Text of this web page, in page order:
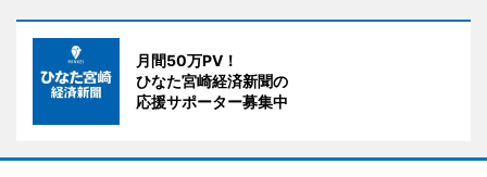
月間50万PV！
ひなた宮崎経済新聞の
応援サポーター募集中